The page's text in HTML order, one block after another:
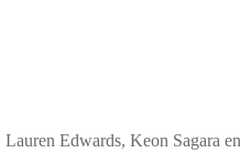
Edwards, Keon Sagara